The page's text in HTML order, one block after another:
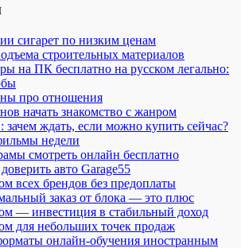
сигарет по низким ценам
строительных материалов
на ПК бесплатно на русском легально:
про отношения
начать знакомство с жанром
ждать, если можно купить сейчас?
недели
смотреть онлайн бесплатно
авто Garage55
всех брендов без предоплаты
заказ от блока — это плюс
— инвестиция в стабильный доход
для небольших точек продаж
онлайн-обучения иностранным